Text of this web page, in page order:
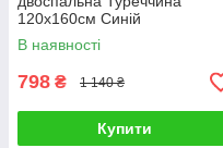
120х160см Синій
В наявності
798 ₴ 1 140 ₴
Купити